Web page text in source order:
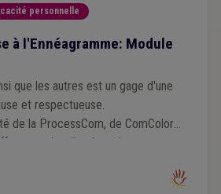
personnelle
à l'Ennéagramme: Module
que les autres est un gage d'une
et respectueuse.
de la ProcessCom, de ComColors
un cadre d'analyse de cette